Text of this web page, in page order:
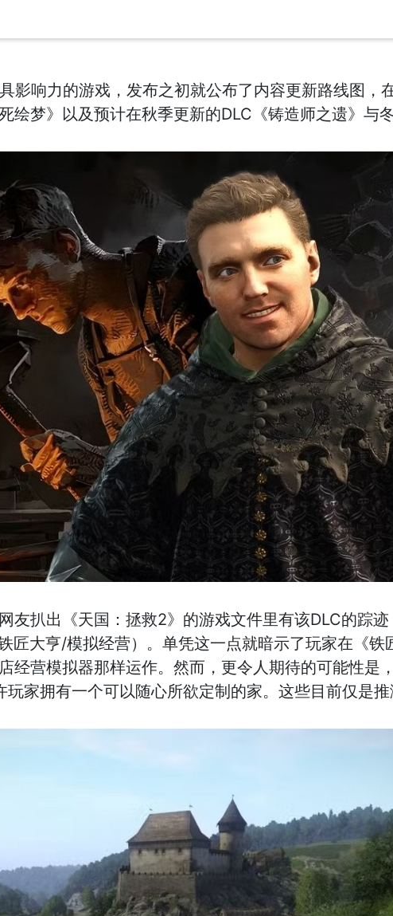
影响力的游戏，发布之初就公布了内容更新路线图，
绘梦》以及预计在秋季更新的DLC《铸造师之遗》与
友扒出《天国：拯救2》的游戏文件里有该DLC的踪
匠大亨/模拟经营）。单凭这一点就暗示了玩家在《铁
经营模拟器那样运作。然而，更令人期待的可能性是
家拥有一个可以随心所欲定制的家。这些目前仅是推